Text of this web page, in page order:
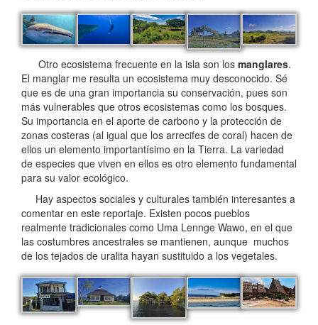
Otro ecosistema frecuente en la isla son los manglares.
El manglar me resulta un ecosistema muy desconocido. Sé
que es de una gran importancia su conservación, pues son
más vulnerables que otros ecosistemas como los bosques.
Su importancia en el aporte de carbono y la protección de
zonas costeras (al igual que los arrecifes de coral) hacen de
ellos un elemento importantísimo en la Tierra. La variedad
de especies que viven en ellos es otro elemento fundamental
para su valor ecológico.
Hay aspectos sociales y culturales también interesantes a
comentar en este reportaje. Existen pocos pueblos
realmente tradicionales como Uma Lennge Wawo, en el que
las costumbres ancestrales se mantienen, aunque muchos
de los tejados de uralita hayan sustituido a los vegetales.